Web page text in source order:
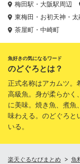
梅田駅・大阪駅周辺
東梅田・お初天神・太
茶屋町・中崎町
魚好きの気になるワード
のどぐろとは？
正式名称はアカムツ。
高級魚。身が柔らかく
に美味。焼き魚、煮魚
味わえる。のどぐろと
いる。
楽天ぐるなびまとめ 魚